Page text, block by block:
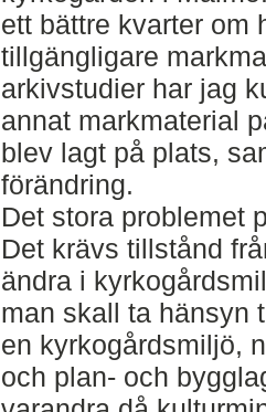
ett bättre kvarter om
tillgängligare
arkivstudier har jag
annat markmaterial
blev lagt på plats,
förändring.
Det stora problemet
Det krävs tillstånd
ändra i
man skall ta hänsyn
en kyrkogårdsmiljö,
och plan- och